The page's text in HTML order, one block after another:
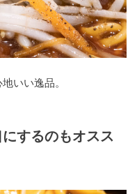
いい逸品。
するのもオスス